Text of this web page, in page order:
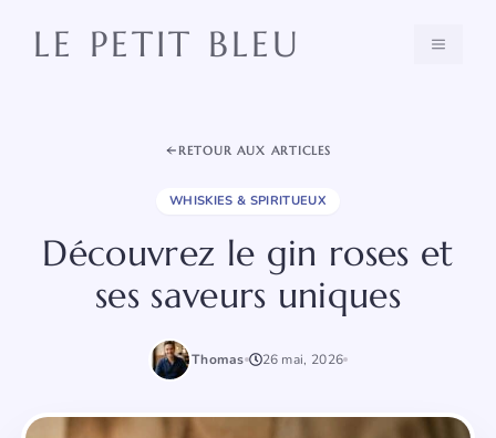
LE PETIT BLEU MENU
RETOUR AUX ARTICLES
WHISKIES & SPIRITUEUX
Découvrez le gin roses et
ses saveurs uniques
Thomas 26 mai, 2026